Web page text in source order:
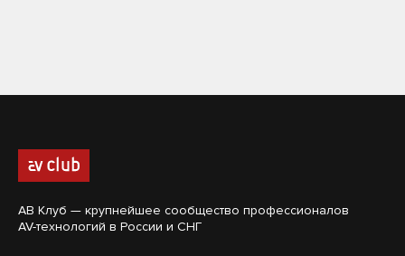
АВ Клуб — крупнейшее сообщество профессионалов
AV-технологий в России и СНГ